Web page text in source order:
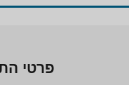
פרטי